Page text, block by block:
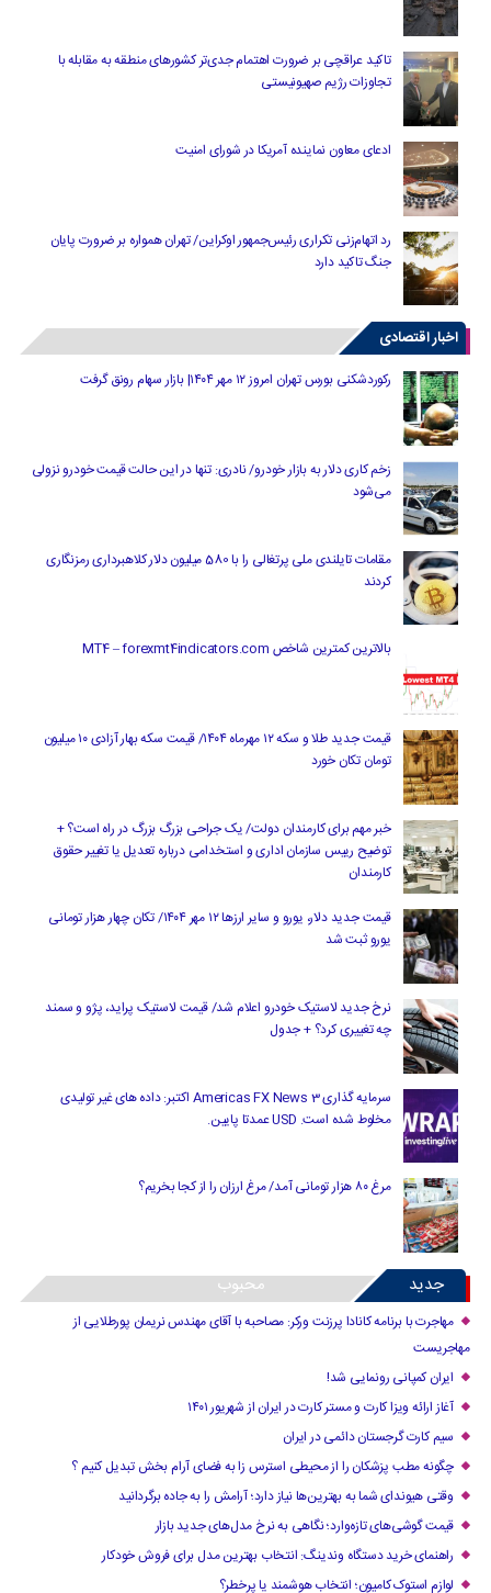
تاکید عراقچی بر ضرورت اهتمام جدی‌تر کشورهای منطقه به مقابله با
تجاوزات رژیم صهیونیستی
ادعای معاون نماینده آمریکا در شورای امنیت
رد اتهام‌زنی تکراری رئیس‌جمهور اوکراین/ تهران همواره بر ضرورت پایان
جنگ تاکید دارد
اخبار اقتصادی
رکوردشکنی بورس تهران امروز ۱۲ مهر ۱۴۰۴| بازار سهام رونق گرفت
زخم کاری دلار به بازار خودرو/ نادری: تنها در این حالت قیمت خودرو نزولی
می‌شود
مقامات تایلندی ملی پرتغالی را با 580 میلیون دلار کلاهبرداری رمزنگاری
کردند
بالاترین کمترین شاخص MT4 – forexmt4indicators.com
قیمت جدید طلا و سکه ۱۲ مهرماه ۱۴۰۴/ قیمت سکه بهار آزادی ۱۰ میلیون
تومان تکان خورد
خبر مهم برای کارمندان دولت/ یک جراحی بزرگ بزرگ در راه است؟ +
توضیح رییس سازمان اداری و استخدامی درباره تعدیل یا تغییر حقوق
کارمندان
قیمت جدید دلار، یورو و سایر ارزها ۱۲ مهر ۱۴۰۴/ تکان چهار هزار تومانی
یورو ثبت شد
نرخ جدید لاستیک خودرو اعلام شد/ قیمت لاستیک پراید، پژو و سمند
چه تغییری کرد؟ + جدول
سرمایه گذاری Americas FX News 3 اکتبر: داده های غیر تولیدی
مخلوط شده است. USD عمدتا پایین.
مرغ ۸۰ هزار تومانی آمد/ مرغ ارزان را از کجا بخریم؟
جدید محبوب
مهاجرت با برنامه کانادا پرزنت ورکر: مصاحبه با آقای مهندس نریمان پورطلایی از
مهاجریست
ایران کمپانی رونمایی شد!
آغاز ارائه ویزا کارت و مستر کارت در ایران از شهریور ۱۴۰۱
سیم کارت گرجستان دائمی در ایران
چگونه مطب پزشکان را از محیطی استرس زا به فضای آرام بخش تبدیل کنیم ؟
وقتی هیوندای شما به بهترین‌ها نیاز دارد؛ آرامش را به جاده برگردانید
قیمت گوشی‌های تازه‌وارد؛ نگاهی به نرخ مدل‌های جدید بازار
راهنمای خرید دستگاه وندینگ: انتخاب بهترین مدل برای فروش خودکار
لوازم استوک کامیون؛ انتخاب هوشمند یا پرخطر؟